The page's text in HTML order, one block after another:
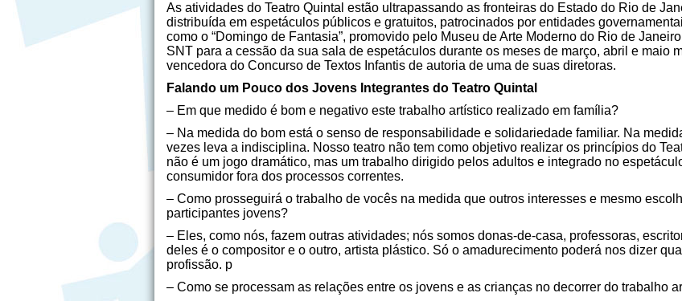
As atividades do Teatro Quintal estão ultrapassando as fronteiras do Estado do Rio de
distribuída em espetáculos públicos e gratuitos, patrocinados por entidades
como o “Domingo de Fantasia”, promovido pelo Museu de Arte Moderno do Rio de
SNT para a cessão da sua sala de espetáculos durante os meses de março, abril e maio
vencedora do Concurso de Textos Infantis de autoria de uma de suas diretoras.
Falando um Pouco dos Jovens Integrantes do Teatro Quintal
– Em que medido é bom e negativo este trabalho artístico realizado em família?
– Na medida do bom está o senso de responsabilidade e solidariedade familiar. Na
vezes leva a indisciplina. Nosso teatro não tem como objetivo realizar os princípios do
não é um jogo dramático, mas um trabalho dirigido pelos adultos e integrado no
consumidor fora dos processos correntes.
– Como prosseguirá o trabalho de vocês na medida que outros interesses e mesmo
participantes jovens?
– Eles, como nós, fazem outras atividades; nós somos donas-de-casa, professoras,
deles é o compositor e o outro, artista plástico. Só o amadurecimento poderá nos dizer
profissão. p
– Como se processam as relações entre os jovens e as crianças no decorrer do trabalho